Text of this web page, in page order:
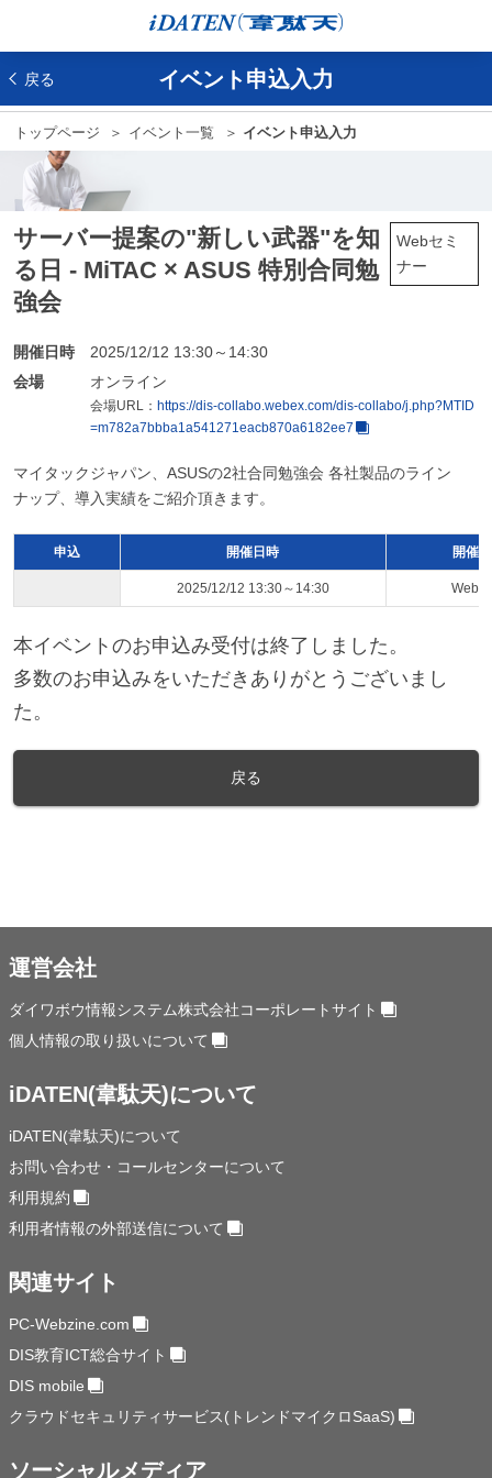
戻る イベント申込入力
トップページ イベント一覧 イベント申込入力
Webセミ
ナー
サーバー提案の"新しい武器"を知
る日 - MiTAC × ASUS 特別合同勉
強会
開催日時
2025/12/12 13:30～14:30
会場
オンライン
会場URL： https://dis-collabo.webex.com/dis-collabo/j.php?MTID
=m782a7bbba1a541271eacb870a6182ee7
マイタックジャパン、ASUSの2社合同勉強会 各社製品のライン
ナップ、導入実績をご紹介頂きます。
申込 開催日時 開催
2025/12/12 13:30～14:30 Web
本イベントのお申込み受付は終了しました。
多数のお申込みをいただきありがとうございまし
た。
戻る
運営会社
ダイワボウ情報システム株式会社コーポレートサイト
個人情報の取り扱いについて
iDATEN(韋駄天)について
iDATEN(韋駄天)について
お問い合わせ・コールセンターについて
利用規約
利用者情報の外部送信について
関連サイト
PC-Webzine.com
DIS教育ICT総合サイト
DIS mobile
クラウドセキュリティサービス(トレンドマイクロSaaS)
ソーシャルメディア